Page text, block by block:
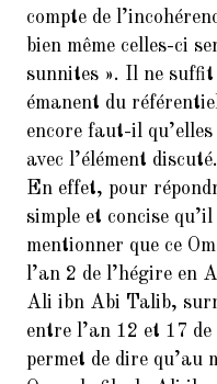
compte de
bien même celles-ci
sunnites ». Il ne suffit
émanent du
encore faut-il
avec l’élément discuté.
En effet, pour
simple et concise
mentionner que ce
l’an 2 de l’hégire en
Ali ibn Abi Talib,
entre l’an 12 et 17 de
permet de dire qu’au